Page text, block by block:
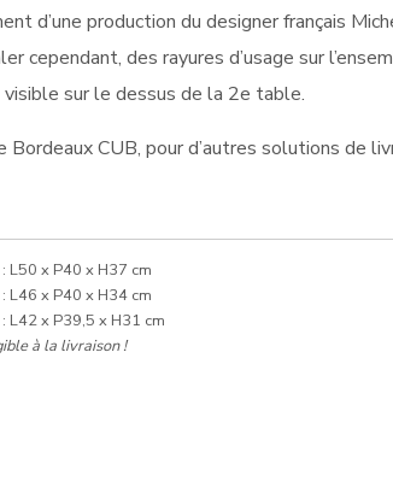
d’une production du designer français
cependant, des rayures d’usage sur
visible sur le dessus de la 2e table.
Bordeaux CUB, pour d’autres solutions de
L50 x P40 x H37 cm
L46 x P40 x H34 cm
L42 x P39,5 x H31 cm
à la livraison !